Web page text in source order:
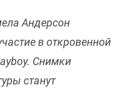
Андерсон
в откровенной
Снимки
станут